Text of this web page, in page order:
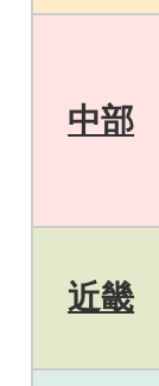
中部
近畿